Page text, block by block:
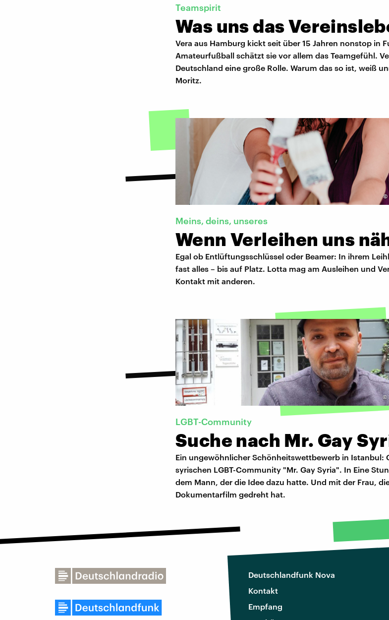
Teamspirit
Was uns das
Vera aus Hamburg kickt seit über 15 Jahren nonstop in
Amateurfußball schätzt sie vor allem das Teamgefühl.
Deutschland eine große Rolle. Warum das so ist, weiß
Moritz.
©
Meins, deins, unseres
Wenn Verleihen uns
Egal ob Entlüftungsschlüssel oder Beamer: In ihrem
fast alles – bis auf Platz. Lotta mag am Ausleihen und
Kontakt mit anderen.
©
LGBT-Community
Suche nach Mr. Gay
Ein ungewöhnlicher Schönheitswettbewerb in Istanbul:
syrischen LGBT-Community "Mr. Gay Syria". In Eine
dem Mann, der die Idee dazu hatte. Und mit der Frau,
Dokumentarfilm gedreht hat.
Deutschlandfunk Nova
Kontakt
Empfang